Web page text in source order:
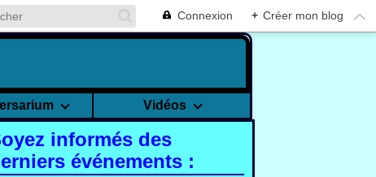
Connexion + Créer mon blog
Vidéos
informés des
événements :